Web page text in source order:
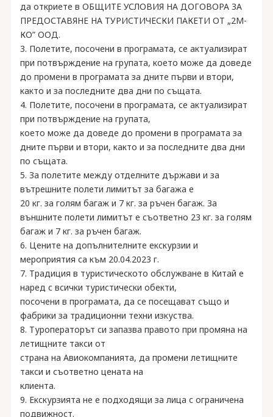
да откриете в ОБЩИТЕ УСЛОВИЯ НА ДОГОВОРА ЗА
ПРЕДОСТАВЯНЕ НА ТУРИСТИЧЕСКИ ПАКЕТИ ОТ „2М-
КО” ООД.
3. Полетите, посочени в програмата, се актуализират
при потвърждение на групата, което може да доведе
до промени в програмата за дните първи и втори,
както и за последните два дни по същата.
4. Полетите, посочени в програмата, се актуализират
при потвърждение на групата,
което може да доведе до промени в програмата за
дните първи и втори, както и за последните два дни
по същата.
5. За полетите между отделните държави и за
вътрешните полети лимитът за багажа е
20 кг. за голям багаж и 7 кг. за ръчен багаж. За
външните полети лимитът е съответно 23 кг. за голям
багаж и 7 кг. за ръчен багаж.
6. Цените на допълнителните екскурзии и
мероприятия са към 20.04.2023 г.
7. Традиция в туристическото обслужване в Китай е
наред с всички туристически обекти,
посочени в програмата, да се посещават също и
фабрики за традиционни техни изкуства.
8. Туроператорът си запазва правото при промяна на
летищните такси от
страна на Авиокомпанията, да промени летищните
такси и съответно цената на
клиента.
9. Екскурзията не е подходящи за лица с ограничена
подвижност.